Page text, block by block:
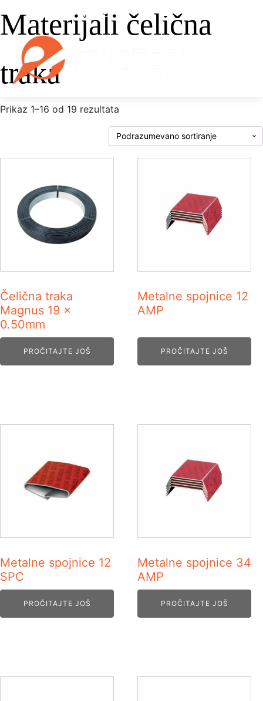
Materijali čelična
traka
Prikaz 1–16 od 19 rezultata
Čelična traka
Magnus 19 x
0.50mm
PROČITAJTE JOŠ
Metalne spojnice 12
AMP
PROČITAJTE JOŠ
Metalne spojnice 12
SPC
PROČITAJTE JOŠ
Metalne spojnice 34
AMP
PROČITAJTE JOŠ